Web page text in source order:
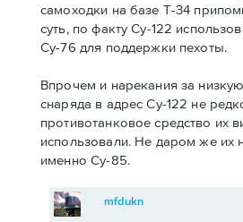
самоходки на базе Т-34
суть, по факту Су-122
Су-76 для поддержки пехоты.
Впрочем и нарекания за
снаряда в адрес Су-122 не
противотанковое средство их
использовали. Не даром же их
именно Су-85.
mfdukn